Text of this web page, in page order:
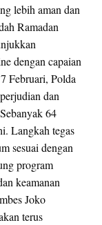
lebih aman dan
Ramadan
dengan capaian
Februari, Polda
dan
64
Langkah tegas
sesuai dengan
program
keamanan
Joko
terus